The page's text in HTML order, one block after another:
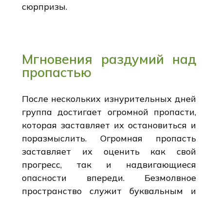
сюрпризы.
Мгновения раздумий над
пропастью
После нескольких изнурительных дней
группа достигает огромной пропасти,
которая заставляет их остановиться и
поразмыслить. Огромная пропасть
заставляет их оценить как свой
прогресс, так и надвигающиеся
опасности впереди. Безмолвное
пространство служит буквальным и